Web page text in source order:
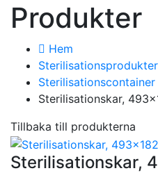
Produkter
Hem
Sterilisationsprodukter
Sterilisationscontainer
Sterilisationskar,
Tillbaka till produkterna
Sterilisationskar,